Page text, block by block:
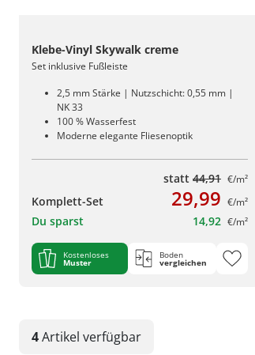
Klebe-Vinyl Skywalk creme
Set inklusive Fußleiste
2,5 mm Stärke | Nutzschicht: 0,55 mm |
NK 33
100 % Wasserfest
Moderne elegante Fliesenoptik
statt 44,91 €/m²
Komplett-Set 29,99 €/m²
Du sparst 14,92 €/m²
Kostenloses
Muster
Boden
vergleichen
4Artikel verfügbar